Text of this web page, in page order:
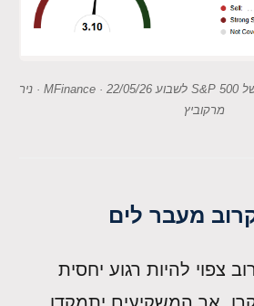
ביצועי ETF הסקטוריאליים של S&P 500 לשבוע 22/05/26 · MFinance · ניר
מרקוביץ
מעבר לים
צפוי להיות רגוע יחסית